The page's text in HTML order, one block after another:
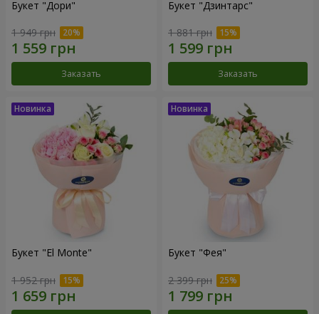
Букет "Дори"
1 949 грн
Заказать
Букет "Дзинтарс"
1 881 грн
Заказать
Букет "El Monte"
1 952 грн
Букет "Фея"
2 399 грн